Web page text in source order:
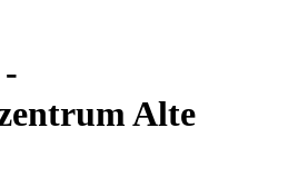
Alte